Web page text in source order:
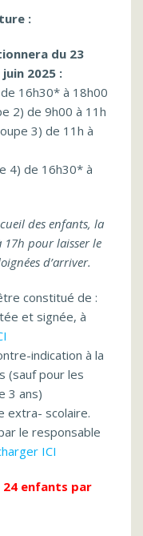
:
du 23
2025 :
16h30* à 18h00
2) de 9h00 à 11h
3) de 11h à
4) de 16h30* à
des enfants, la
17h pour laisser le
d’arriver.
constitué de :
et signée, à
indication à la
(sauf pour les
3 ans)
extra- scolaire.
le responsable
ICI
enfants par